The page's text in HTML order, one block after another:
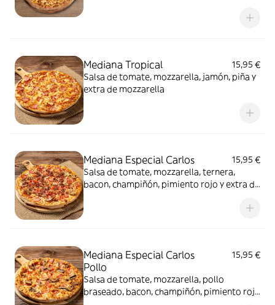
Mediana Tropical
15,95 €
Salsa de tomate, mozzarella, jamón, piña y
extra de mozzarella
Mediana Especial Carlos
15,95 €
Salsa de tomate, mozzarella, ternera,
bacon, champiñón, pimiento rojo y extra de
Mediana Especial Carlos
Pollo
15,95 €
Salsa de tomate, mozzarella, pollo
braseado, bacon, champiñón, pimiento rojo